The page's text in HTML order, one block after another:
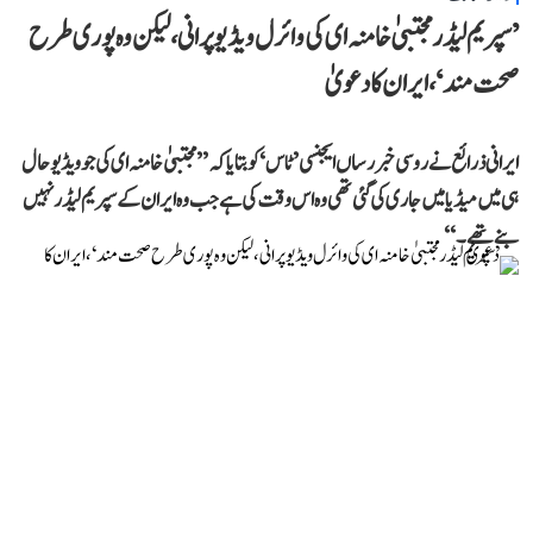
’سپریم لیڈر مجتبیٰ خامنہ ای کی وائرل ویڈیو پرانی، لیکن وہ پوری طرح
صحت مند‘، ایران کا دعویٰ
ایرانی ذرائع نے روسی خبر رساں ایجنسی ’ٹاس‘ کو بتایا کہ ’’مجتبیٰ خامنہ ای کی جو ویڈیو حال
ہی میں میڈیا میں جاری کی گئی تھی وہ اس وقت کی ہے جب وہ ایران کے سپریم لیڈر نہیں
بنے تھے۔‘‘